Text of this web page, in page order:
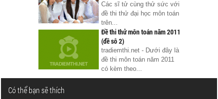
Các sĩ tử cùng thử sức với
đề thi thử đại học môn toán
trên...
Đề thi thử môn toán năm 2011
(đề sô 2)
tradiemthi.net - Dưới đây là
đề thi môn toán năm 2011
có kèm theo...
Có thể bạn sẽ thích